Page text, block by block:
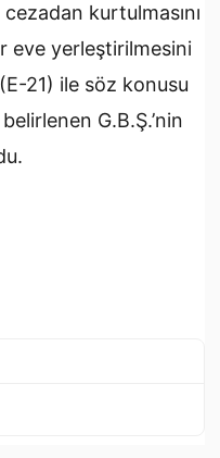
kurtulmasını
eve yerleştirilmesini
21) ile söz konusu
G.B.Ş.’nin